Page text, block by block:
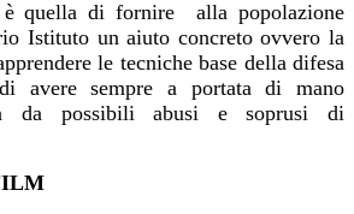
quella di fornire alla popolazione
Istituto un aiuto concreto ovvero la
le tecniche base della difesa
avere sempre a portata di mano
da possibili abusi e soprusi di